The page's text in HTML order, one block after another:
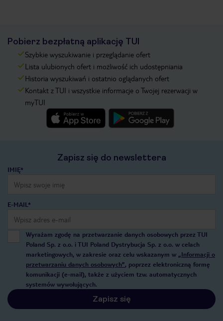
Pobierz bezpłatną aplikację TUI
Szybkie wyszukiwanie i przeglądanie ofert
Lista ulubionych ofert i możliwość ich udostępniania
Historia wyszukiwań i ostatnio oglądanych ofert
Kontakt z TUI i wszystkie informacje o Twojej rezerwacji w
myTUI
Zapisz się do newslettera
IMIĘ*
E-MAIL*
Wyrażam zgodę na przetwarzanie danych osobowych przez TUI
Poland Sp. z o.o. i TUI Poland Dystrybucja Sp. z o.o. w celach
marketingowych, w zakresie oraz celu wskazanym w „Informacji o
przetwarzaniu danych osobowych”, poprzez elektroniczną formę
komunikacji (e-mail), także z użyciem tzw. automatycznych
systemów wywołujących.
Zapisz się